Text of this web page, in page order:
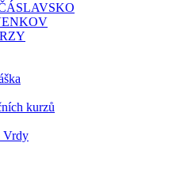
kurzů
Vrdy